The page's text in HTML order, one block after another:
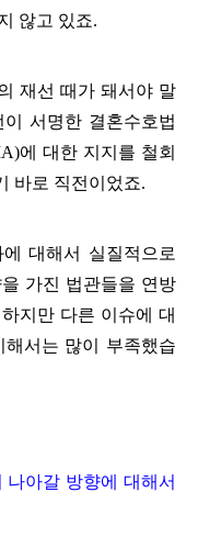
않고 있죠.
재선 때가 돼서야 말
서명한 결혼수호법
에 대한 지지를 철회
바로 직전이었죠.
대해서 실질적으로
가진 법관들을 연방
지만 다른 이슈에 대
서는 많이 부족했습
아갈 방향에 대해서